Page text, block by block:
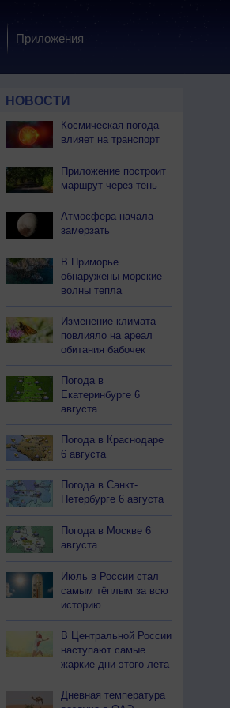
Приложения
НОВОСТИ
Космическая погода
влияет на транспорт
Приложение построит
маршрут через тень
Атмосфера начала
замерзать
В Приморье
обнаружены морские
волны тепла
Изменение климата
повлияло на ареал
обитания бабочек
Погода в
Екатеринбурге 6
августа
Погода в Краснодаре
6 августа
Погода в Санкт-
Петербурге 6 августа
Погода в Москве 6
августа
Июль в России стал
самым тёплым за всю
историю
В Центральной России
наступают самые
жаркие дни этого лета
Дневная температура